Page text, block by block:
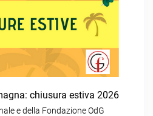
chiusura estiva 2026
e della Fondazione OdG